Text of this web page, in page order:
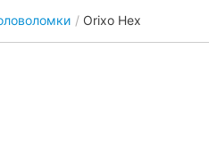
Orixo Hex